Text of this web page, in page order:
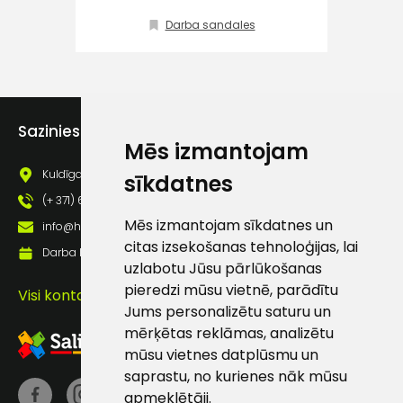
Mēs izmantojam
sīkdatnes
Mēs izmantojam sīkdatnes un
citas izsekošanas tehnoloģijas, lai
uzlabotu Jūsu pārlūkošanas
pieredzi mūsu vietnē, parādītu
Jums personalizētu saturu un
mērķētas reklāmas, analizētu
mūsu vietnes datplūsmu un
saprastu, no kurienes nāk mūsu
apmeklētāji.
Darba sandales
Sazinies ar mums
Kuldīgas iela 69a, Saldus, Saldus nov., LV - 3801
(+ 371) 63 881 186
info@hards.lv
Darba laiks: Darbadienās: 8:00 - 17:00
Visi kontakti
(+371) 63 881
186